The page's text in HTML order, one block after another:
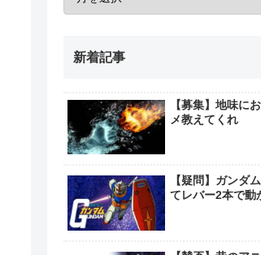
新着記事
【募集】地味に
メ教えてくれ
【疑問】ガンダ
てレバー2本で動